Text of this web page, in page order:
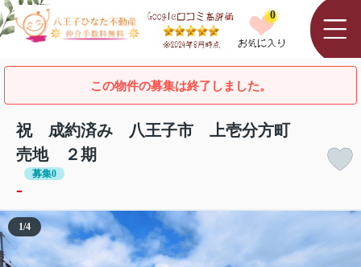
0
この物件の募集は終了しました。
祝 成約済み 八王子市 上壱分方町
売地 ２期
募集0
-
1/4